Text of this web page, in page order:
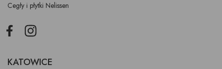
Cegły i płytki Nelissen
FacebookInstagram
KATOWICE